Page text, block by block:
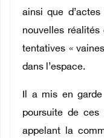
ainsi que
nouvelles
tentatives «
dans l’espace.
Il a mis en
poursuite de
appelant la